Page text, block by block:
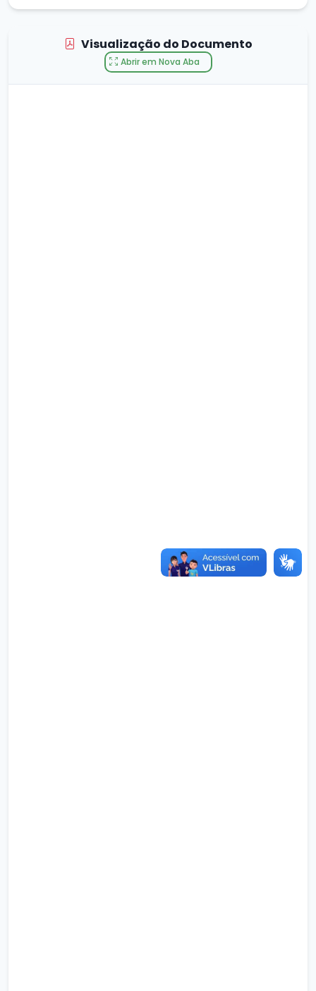
Visualização do Documento
Abrir em Nova Aba